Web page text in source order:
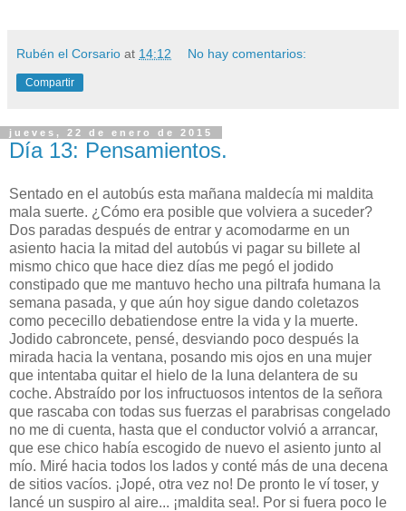
Rubén el Corsario at 14:12 No hay comentarios:
Compartir
jueves, 22 de enero de 2015
Día 13: Pensamientos.
Sentado en el autobús esta mañana maldecía mi maldita
mala suerte. ¿Cómo era posible que volviera a suceder?
Dos paradas después de entrar y acomodarme en un
asiento hacia la mitad del autobús vi pagar su billete al
mismo chico que hace diez días me pegó el jodido
constipado que me mantuvo hecho una piltrafa humana la
semana pasada, y que aún hoy sigue dando coletazos
como pececillo debatiendose entre la vida y la muerte.
Jodido cabroncete, pensé, desviando poco después la
mirada hacia la ventana, posando mis ojos en una mujer
que intentaba quitar el hielo de la luna delantera de su
coche. Abstraído por los infructuosos intentos de la señora
que rascaba con todas sus fuerzas el parabrisas congelado
no me di cuenta, hasta que el conductor volvió a arrancar,
que ese chico había escogido de nuevo el asiento junto al
mío. Miré hacia todos los lados y conté más de una decena
de sitios vacíos. ¡Jopé, otra vez no! De pronto le ví toser, y
lancé un suspiro al aire... ¡maldita sea!. Por si fuera poco le